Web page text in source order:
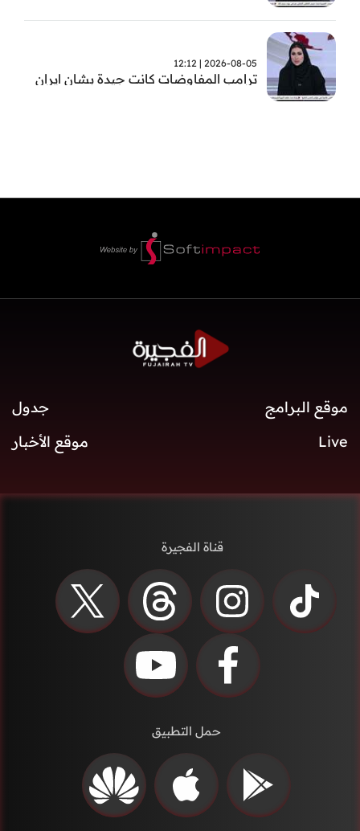
2026-08-05 | 12:12
ترامب المفاوضات كانت جيدة بشان ايران
موقع البرامج
جدول
Live
موقع الأخبار
قناة الفجيرة
حمل التطبيق